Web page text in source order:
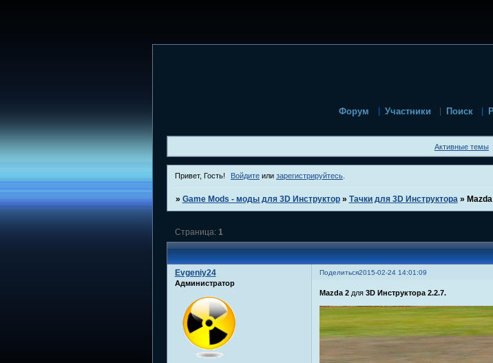
Форум Участники Поиск
Активные темы
Привет, Гость! Войдите или зарегистрируйтесь
» Game Mods - моды для 3D Инструктор » Тачки для 3D Инструктора »
Страница: 1
Поделиться2015-02-24 14:01:09
Evgeniy24
Администратор
Mazda 2для 3D Инструктора 2.2.7.